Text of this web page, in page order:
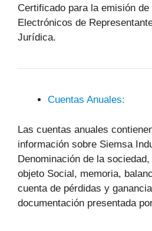
Certificado para la emisión
Electrónicos de
Jurídica.
Cuentas Anuales:
Las cuentas anuales
información sobre Siemsa
Denominación de la
objeto Social, memoria,
cuenta de pérdidas y
documentación presentada